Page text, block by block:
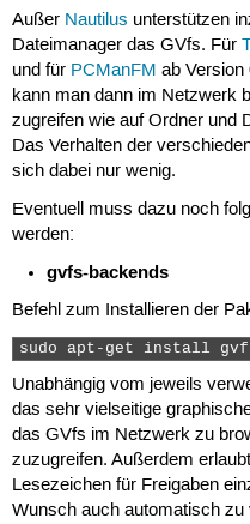
Außer Nautilus unterstützen
Dateimanager das GVfs. Für
und für PCManFM ab Version
kann man dann im Netzwerk
zugreifen wie auf Ordner und
Das Verhalten der
sich dabei nur wenig.
Eventuell muss dazu noch
werden:
gvfs-backends
Befehl zum Installieren der
sudo apt-get install
Unabhängig vom jeweils
das sehr vielseitige
das GVfs im Netzwerk zu
zuzugreifen. Außerdem
Lesezeichen für Freigaben
Wunsch auch automatisch